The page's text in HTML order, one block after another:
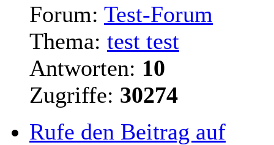
Forum: Test-Forum
Thema: test test
Antworten: 10
Zugriffe: 30274
Rufe den Beitrag auf